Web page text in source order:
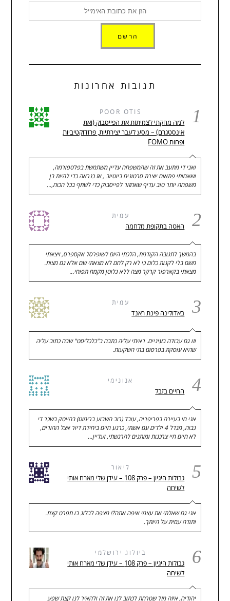
תגובות אחרונות
1
POOR OTIS
למה מחקתי לצמיתות את הפייסבוק (ואת
אינסטגרם) – מסע לעבר יצירתיות, פרודוקטיביות
ופחות FOMO
ואני די מתעב את זה שהמשפחה עדיין משתמשת בפלטפורמה,
ושאחותי פתאום יוצרת סרטונים ביוטיוב , אז כנראה כדי להיות בן
משפחה יותר טוב עדיף שאחזור לפייסבוק כדי לשתף בכל הכוח,…
2 עמית
האטה בתקופת מלחמה
בהמשך לתגובה הקודמת, הלכתי היום לשופרסל אקספרס, ויצאתי
משם בלי לקנות כלום כי לא רק לחם לא מצאתי שם אלא גם מצות.
מצאתי בקארפור קרקר מצה ללא גלוטן מקמח תפוחי…
3 עמית
באדולינה פינת ראנד
וזו גם עבודה בעיניים. ראיתי עליה כתבה ב"כלכליסט" שבה כתוב עליה
שהיא עוסקת בפרסום בתי השקעות.
4 אנונימי
החיים בזבל
אני חי בעיירה בפריפריה, עובד (רוב השבוע ברימוט) בהייטק בשכר די
גבוה, מגדל 4 ילדים עם אשתי, כרגע חיים ביחידת דיור אצל ההורים,
לא חיים חיי צרכנות ומותגים להרגשתי, ועדיין…
5 ליאור
גבולות היגיון – פרק 108 – עידן שלי מארח אותי
לשיחה
אני גם שאלתי את עצמי איפה אתה?! מצפה לבלוג בו תפרט קצת.
ותודה עמית על היותך.
6 ביולוג ירושלמי
גבולות היגיון – פרק 108 – עידן שלי מארח אותי
לשיחה
יהודיה, איזה מזל שטרחת לכתוב לנו את זה ולהאיר לנו קצת שפע